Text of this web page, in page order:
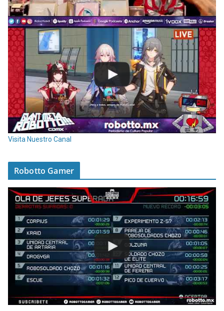
Visita Nuestro Canal
Robotto Gamer